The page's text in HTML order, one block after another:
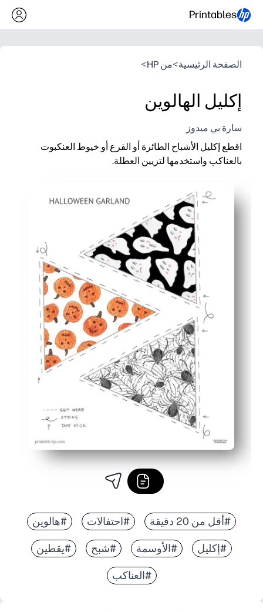
Printables
الصفحة الرئيسية>من HP >
إكليل الهالوين
سارة بي ميدوز
اقطع إكليل الأشباح الطائرة أو القرع أو خيوط العنكبوت
بالعناكب واستخدمها لتزيين العطلة.
#أقل من 20 دقيقة #احتفالات #هالوين
#إكليل #الأوسمة #شبح #يقطين
#العناكب